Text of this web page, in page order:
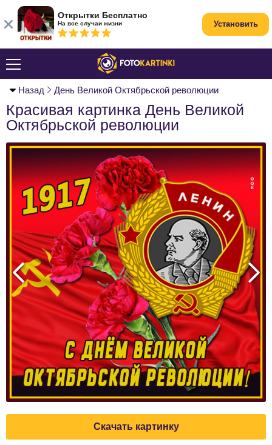
Назад День Великой Октябрьской революции
Красивая картинка День Великой
Октябрьской революции
Скачать картинку
Открытки Бесплатно
На все случаи жизни Установить